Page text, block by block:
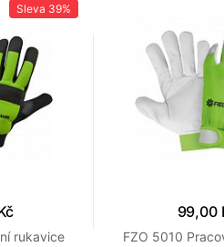
Sleva 39%
rukavice
99,00
FZO 5010